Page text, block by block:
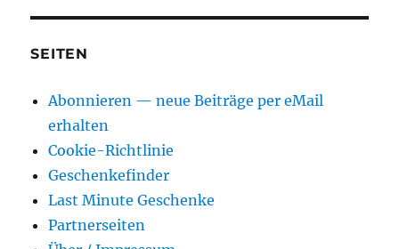
SEITEN
Abonnieren — neue Beiträge per eMail
erhalten
Cookie-Richtlinie
Geschenkefinder
Last Minute Geschenke
Partnerseiten